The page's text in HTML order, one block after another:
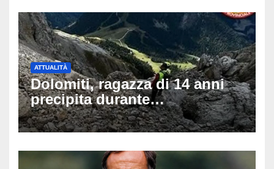
ATTUALITÀ
Dolomiti, ragazza di 14 anni
precipita durante
un’escursione: tragedia sul
Latemar davanti alla famiglia